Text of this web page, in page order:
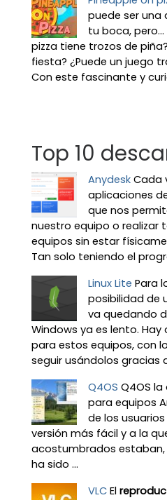
puede ser
tu boca,
pizza tiene trozos de
fiesta? ¿Puede un juego
Con este fascinante y
Top 10
Anydesk Cada
aplicaciones
que nos
nuestro equipo o realizar
equipos sin estar
Tan solo teniendo el
Linux Lite Para
posibilidad de
va quedando
Windows ya es lento.
para estos equipos, con
seguir usándolos gracias
Q4OS Q4OS
para equipos
de los usuarios
versión más fácil y a la
acostumbrados estaban,
ha sido ...
VLC El